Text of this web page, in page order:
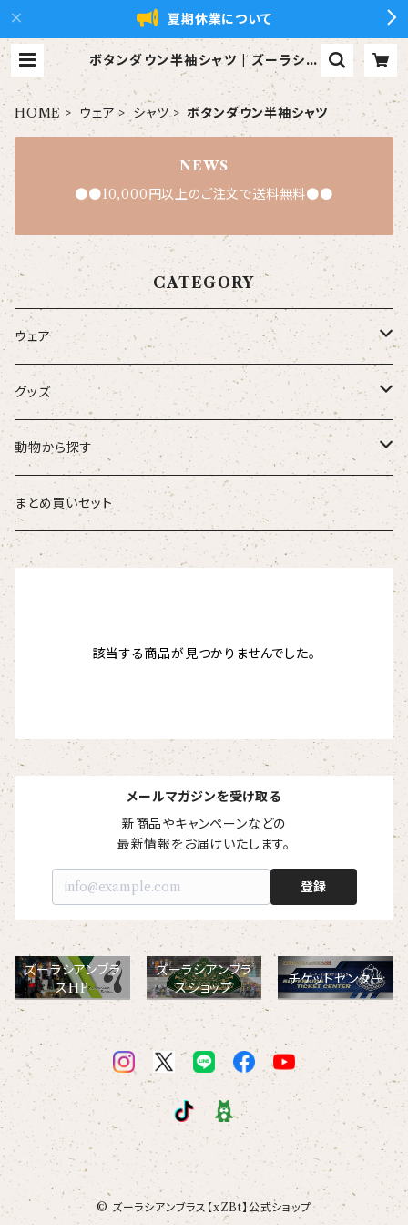
夏期休業について
ボタンダウン半袖シャツ | ズーラシア
ンブラス【xZBt】公式ショップ
HOME ウェア シャツ ボタンダウン半袖シャツ
NEWS
●●10,000円以上のご注文で送料無料●●
CATEGORY
ウェア
大人
こども
ベビー
スタイ
Tシャツ（半袖）
【hibiscus】
【onepoint】
【EVENT ※期間限定商品】
【xx's day】
【birthday】
【anniversary】
【Allstar】
【balancing typo】
【motif】
ポロシャツ
【emblem_chara】
【crest】
【6faces】
カラードライポロシャツ
【Brass_emblem】
アロハシャツ
ボタンダウン半袖シャツ
オックスフォード長袖シャツ
パーカー
プルオーバーパーカー
フルジップパーカー
ドライジップパーカー
ドライストレッチプルオーバーパーカー
トレーナー
スウェットパンツ
アウター
Tシャツ（長袖）
【chara】
【custom_point】
ハット・ネックウォーマー
グッズ
タオル・ハンカチ
ポーチ
トートバッグ
ジュートバッグ
サコッシュ
バックパック・リュック
動物から探す
ズーラシアンブラス
オカピ
ドゥクラングール
スマトラトラ
弦うさぎ
ジョー
マルゴー
ベルガモット
ペパーミント
パーカッション
ナマケモノ
リトルシスタードール
たたきのトリ アイリス
たたきのトリ スカーレット
ズーラシアンフィルハーモニー管弦楽団
コビトカバ
ジャイアントパンダ
ゴールデンターキン
オセロット
グランパバク
アンクルバク
カズンバク
はたらくトリ
セクション
指揮者3人衆
トラ軍団
トランペッターズ
バク一族
パーカッションチーム
まとめ買いセット
該当する商品が見つかりませんでした。
メールマガジンを受け取る
新商品やキャンペーンなどの
最新情報をお届けいたします。
登録
ズーラシアンブラ
スHP
ズーラシアンブラ
スショップ
チケットセンター
© ズーラシアンブラス【xZBt】公式ショップ